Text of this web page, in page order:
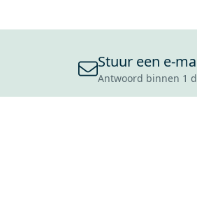
Stuur een e-
Antwoord binnen 1